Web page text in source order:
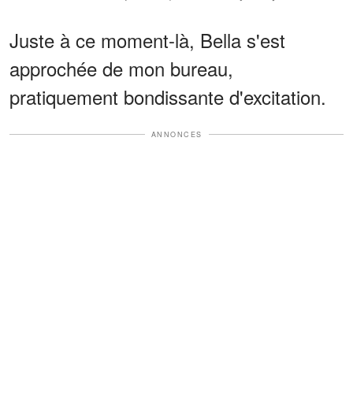
Juste à ce moment-là, Bella s'est
approchée de mon bureau,
pratiquement bondissante d'excitation.
ANNONCES